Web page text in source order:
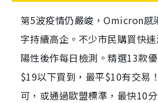
第5波疫情仍嚴峻，Omicron感
字持續高企。不少市民購買快
陽性後作每日檢測。精選13款
$19以下買到，最平$10有交易
可，或通過歐盟標準，最快10